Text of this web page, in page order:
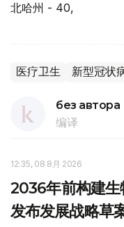
北哈州 - 40,
医疗卫生 新型冠状
без автора
编译
12:35, 08 8月 2026
2036年前构建生
发布发展战略草